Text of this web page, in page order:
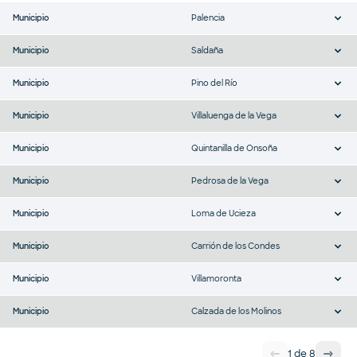
Municipio Palencia
Municipio Saldaña
Municipio Pino del Río
Municipio Villaluenga de la Vega
Municipio Quintanilla de Onsoña
Municipio Pedrosa de la Vega
Municipio Loma de Ucieza
Municipio Carrión de los Condes
Municipio Villamoronta
Municipio Calzada de los Molinos
1 de8